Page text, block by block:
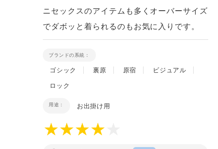
ニセックスのアイテムも多くオーバーサイズ
でダボッと着られるのもお気に入りです。
ブランドの系統：
ゴシック 裏原 原宿 ビジュアル
ロック
用途： お出掛け用